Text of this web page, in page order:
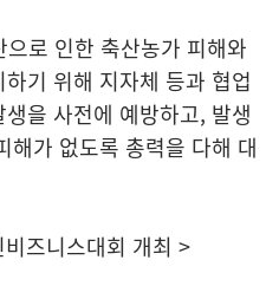
로 인한 축산농가 피해와
기 위해 지자체 등과 협업
을 사전에 예방하고, 발생
해가 없도록 총력을 다해 대
즈니스대회 개최 >